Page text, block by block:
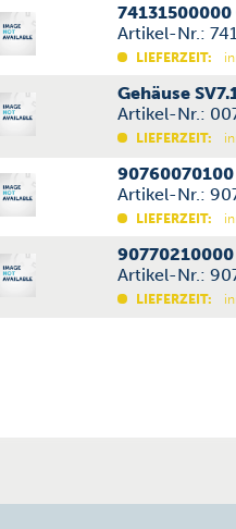
Artikel-Nr.:
LIEFERZEIT:
Gehäuse
Artikel-Nr.:
LIEFERZEIT:
90760070100
Artikel-Nr.:
LIEFERZEIT:
Artikel-Nr.:
LIEFERZEIT: